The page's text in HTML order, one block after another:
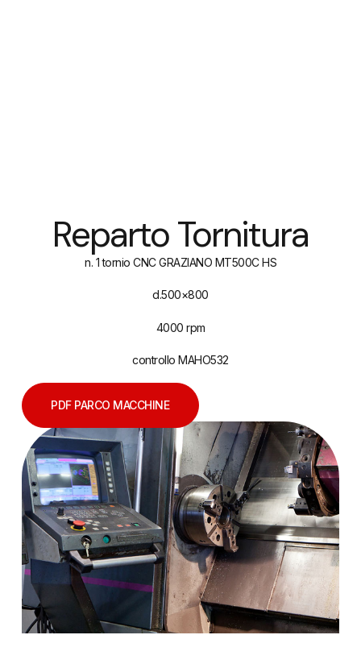
Reparto Tornitura
n. 1 tornio CNC GRAZIANO MT500C HS
d.500×800
4000 rpm
controllo MAHO532
PDF PARCO MACCHINE